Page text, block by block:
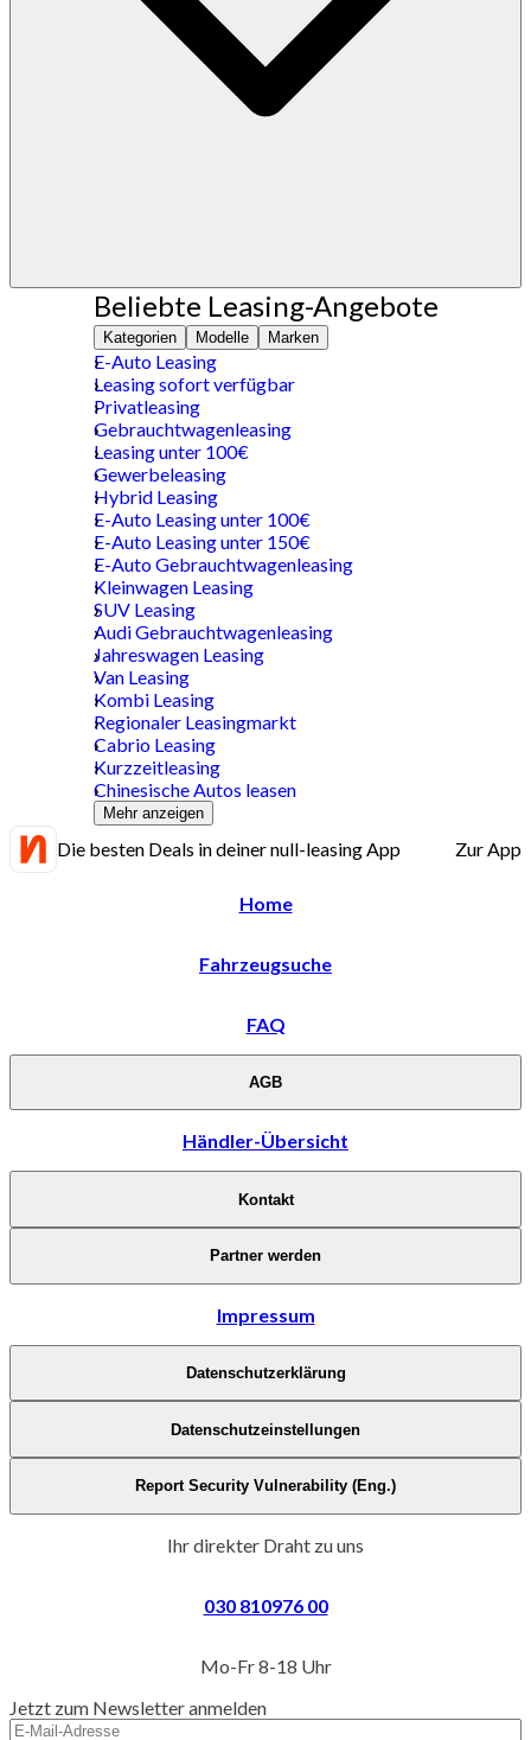
Beliebte Leasing-Angebote
Kategorien Modelle Marken
E-Auto Leasing
Leasing sofort verfügbar
Privatleasing
Gebrauchtwagenleasing
Leasing unter 100€
Gewerbeleasing
Hybrid Leasing
E-Auto Leasing unter 100€
E-Auto Leasing unter 150€
E-Auto Gebrauchtwagenleasing
Kleinwagen Leasing
SUV Leasing
Audi Gebrauchtwagenleasing
Jahreswagen Leasing
Van Leasing
Kombi Leasing
Regionaler Leasingmarkt
Cabrio Leasing
Kurzzeitleasing
Chinesische Autos leasen
Mehr anzeigen
Die besten Deals in deiner null-leasing App Zur App
Home
Fahrzeugsuche
FAQ
AGB
Händler-Übersicht
Kontakt
Partner werden
Impressum
Datenschutzerklärung
Datenschutzeinstellungen
Report Security Vulnerability (Eng.)
Ihr direkter Draht zu uns
030 810976 00
Mo-Fr 8-18 Uhr
Jetzt zum Newsletter anmelden